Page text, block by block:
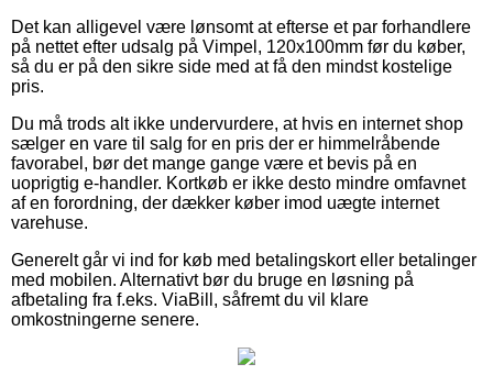
Det kan alligevel være lønsomt at efterse et par forhandlere
på nettet efter udsalg på Vimpel, 120x100mm før du køber,
så du er på den sikre side med at få den mindst kostelige
pris.
Du må trods alt ikke undervurdere, at hvis en internet shop
sælger en vare til salg for en pris der er himmelråbende
favorabel, bør det mange gange være et bevis på en
uoprigtig e-handler. Kortkøb er ikke desto mindre omfavnet
af en forordning, der dækker køber imod uægte internet
varehuse.
Generelt går vi ind for køb med betalingskort eller betalinger
med mobilen. Alternativt bør du bruge en løsning på
afbetaling fra f.eks. ViaBill, såfremt du vil klare
omkostningerne senere.